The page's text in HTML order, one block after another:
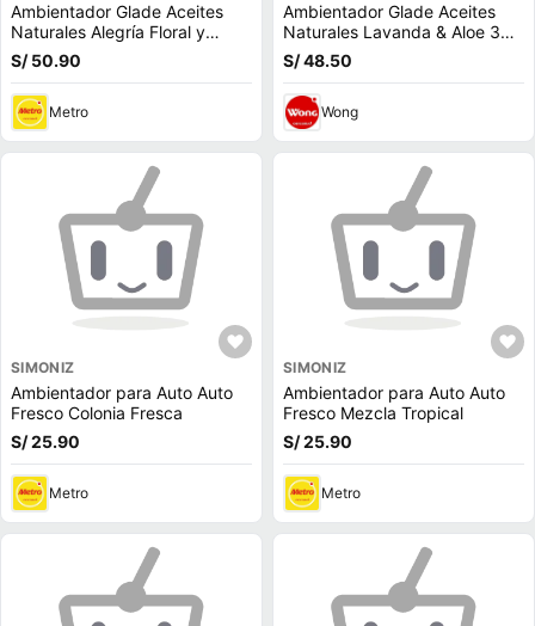
Ambientador Glade Aceites
Naturales Alegría Floral y
Frutos Rojos 3 repuestos 63ml
S/ 50.90
Metro
Ambientador Glade Aceites
Naturales Lavanda & Aloe 3
repuestos 63ml
S/ 48.50
Wong
SIMONIZ
Ambientador para Auto Auto
Fresco Colonia Fresca
S/ 25.90
Metro
SIMONIZ
Ambientador para Auto Auto
Fresco Mezcla Tropical
S/ 25.90
Metro